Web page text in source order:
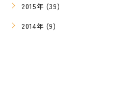
2015年 (39)
2014年 (9)